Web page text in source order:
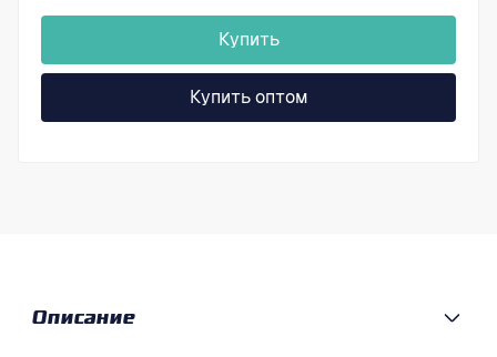
Купить
Купить оптом
Описание